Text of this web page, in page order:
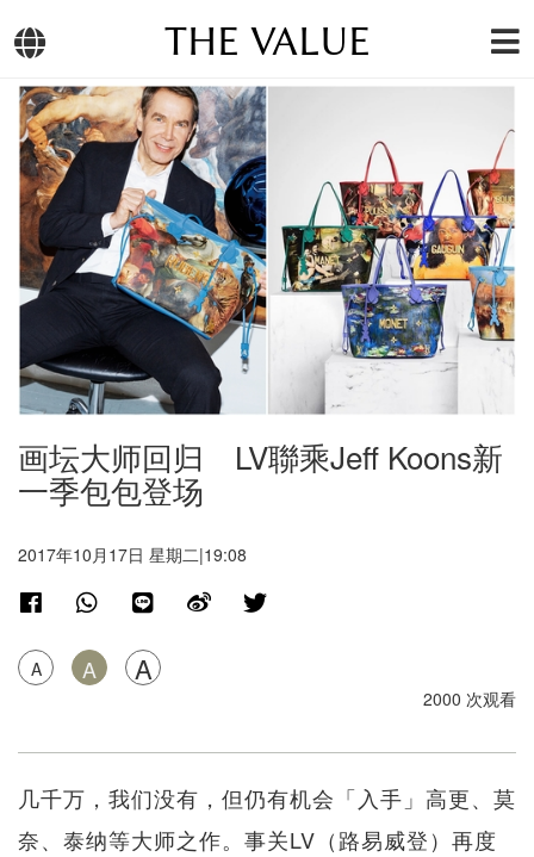
THE VALUE
画坛大师回归 LV聯乘Jeff Koons新
一季包包登场
2017年10月17日 星期二|19:08
A A A
2000 次观看
几千万，我们没有，但仍有机会「入手」高更、莫
奈、泰纳等大师之作。事关LV（路易威登）再度